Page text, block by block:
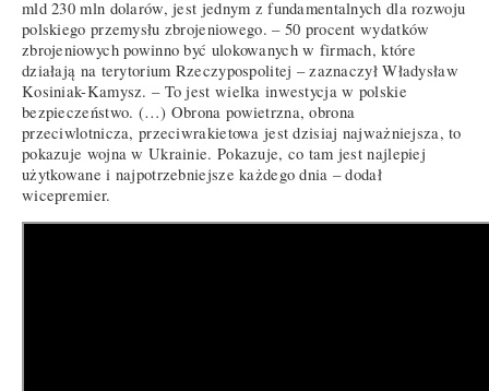
mld 230 mln dolarów, jest jednym z fundamentalnych dla rozwoju
polskiego przemysłu zbrojeniowego. – 50 procent wydatków
zbrojeniowych powinno być ulokowanych w firmach, które
działają na terytorium Rzeczypospolitej – zaznaczył Władysław
Kosiniak-Kamysz. – To jest wielka inwestycja w polskie
bezpieczeństwo. (…) Obrona powietrzna, obrona
przeciwlotnicza, przeciwrakietowa jest dzisiaj najważniejsza, to
pokazuje wojna w Ukrainie. Pokazuje, co tam jest najlepiej
użytkowane i najpotrzebniejsze każdego dnia – dodał
wicepremier.